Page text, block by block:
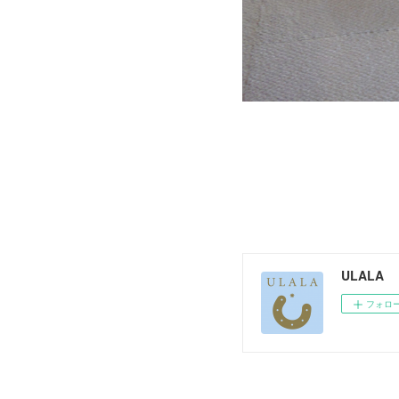
ULALA
フォロ